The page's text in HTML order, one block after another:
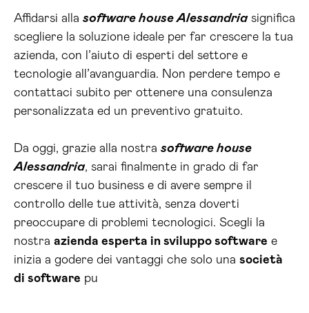
Affidarsi alla software house Alessandriasignifica
scegliere la soluzione ideale per far crescere la tua
azienda, con l’aiuto di esperti del settore e
tecnologie all’avanguardia. Non perdere tempo e
contattaci subito per ottenere una consulenza
personalizzata ed un preventivo gratuito.
Da oggi, grazie alla nostra software house
Alessandria, sarai finalmente in grado di far
crescere il tuo business e di avere sempre il
controllo delle tue attività, senza doverti
preoccupare di problemi tecnologici. Scegli la
nostra azienda esperta in sviluppo software e
inizia a godere dei vantaggi che solo una società
di software pu